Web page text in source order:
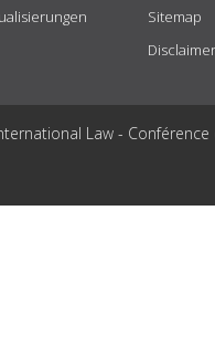
Sitemap
Disclaimer
Law -